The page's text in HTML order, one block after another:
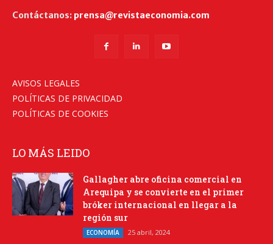
Contáctanos: prensa@revistaeconomia.com
AVISOS LEGALES
POLÍTICAS DE PRIVACIDAD
POLÍTICAS DE COOKIES
LO MÁS LEIDO
Gallagher abre oficina comercial en
Arequipa y se convierte en el primer
bróker internacional en llegar a la
región sur
ECONOMÍA 25 abril, 2024